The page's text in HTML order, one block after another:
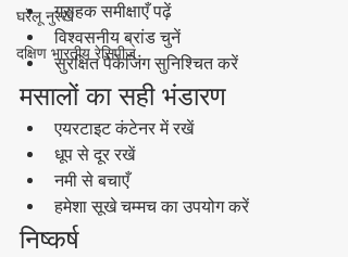
घरेलू नुस्खे
दक्षिण भारतीय रेसिपीज़
ग्राहक समीक्षाएँ पढ़ें
विश्वसनीय ब्रांड चुनें
सुरक्षित पैकेजिंग सुनिश्चित करें
मसालों का सही भंडारण
एयरटाइट कंटेनर में रखें
धूप से दूर रखें
नमी से बचाएँ
हमेशा सूखे चम्मच का उपयोग करें
निष्कर्ष